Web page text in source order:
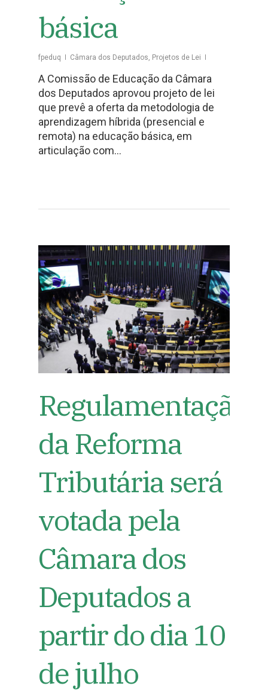
básica
fpeduq Câmara dos Deputados, Projetos de Lei
A Comissão de Educação da Câmara
dos Deputados aprovou projeto de lei
que prevê a oferta da metodologia de
aprendizagem híbrida (presencial e
remota) na educação básica, em
articulação com…
Regulamentação
da Reforma
Tributária será
votada pela
Câmara dos
Deputados a
partir do dia 10
de julho